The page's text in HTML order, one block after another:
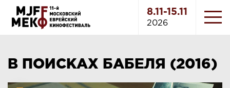
8.11-15.11
2026
В ПОИСКАХ БАБЕЛЯ (2016)